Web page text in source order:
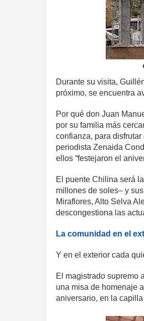
Durante su visita,
próximo, se encuentra
Por qué don Juan
por su familia más
confianza, para
periodista Zenaida
ellos “festejaron el
El puente Chilina será
millones de soles– y
Miraflores, Alto Selva
descongestiona las
La comunidad en el
Y en el exterior cada
El magistrado supremo
una misa de homenaje
aniversario, en la